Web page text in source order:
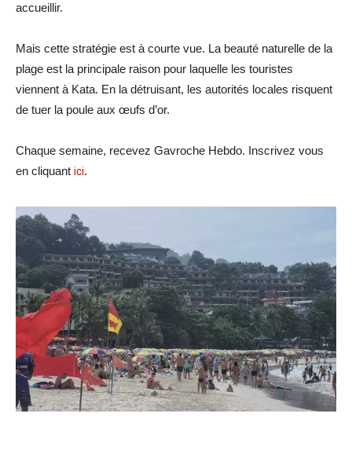
accueillir.
Mais cette stratégie est à courte vue. La beauté naturelle de la
plage est la principale raison pour laquelle les touristes
viennent à Kata. En la détruisant, les autorités locales risquent
de tuer la poule aux œufs d’or.
Chaque semaine, recevez Gavroche Hebdo. Inscrivez vous
en cliquant ici.